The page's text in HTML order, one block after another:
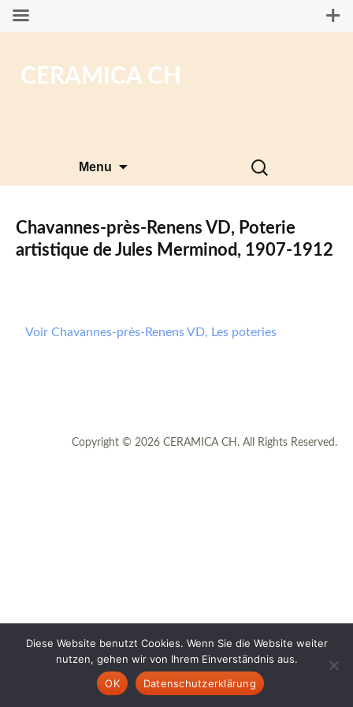
CERAMICA CH
Menu
Rechercher :
Chavannes-près-Renens VD, Poterie
artistique de Jules Merminod, 1907-1912
Voir Chavannes-près-Renens VD, Les poteries
Copyright © 2026 CERAMICA CH. All Rights Reserved.
Diese Website benutzt Cookies. Wenn Sie die Website weiter
nutzen, gehen wir von Ihrem Einverständnis aus.
OK
Datenschutzerklärung